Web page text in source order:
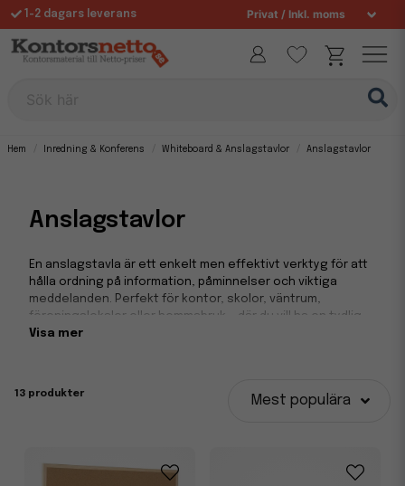
1-2 dagars leverans
Fri frakt över 995 kr
Hem Inredning & Konferens Whiteboard & Anslagstavlor Anslagstavlor
Anslagstavlor
En anslagstavla är ett enkelt men effektivt verktyg för att
hålla ordning på information, påminnelser och viktiga
meddelanden. Perfekt för kontor, skolor, väntrum,
föreningslokaler eller hemmabruk – där du vill ha en tydlig
plats att samla scheman, lappar, bilder eller dokument. I
Med rätt anslagstavla för kontoret eller skolan skapar du
entréer.
Visa mer
13 produkter Mest populära